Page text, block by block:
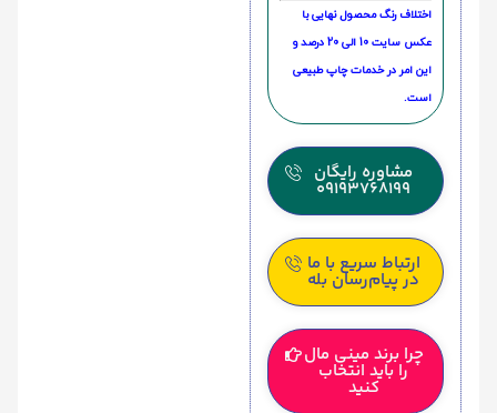
اختلاف رنگ محصول نهایی با
عکس سایت 10 الی 20 درصد و
این امر در خدمات چاپ طبیعی
است.
مشاوره رایگان
09193768199
ارتباط سریع با ما
در پیام‌رسان بله
چرا برند مینی مال
را باید انتخاب
کنید